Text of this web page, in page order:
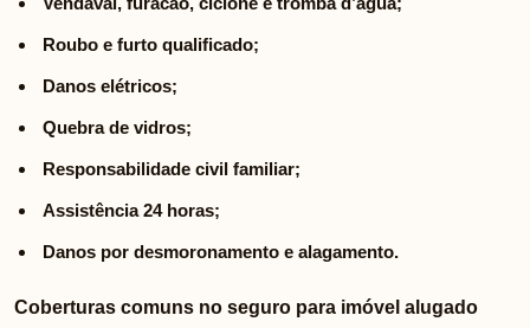
Roubo e furto qualificado;
Danos elétricos;
Quebra de vidros;
Responsabilidade civil familiar;
Assistência 24 horas;
Danos por desmoronamento e alagamento.
Coberturas comuns no seguro para imóvel alugado